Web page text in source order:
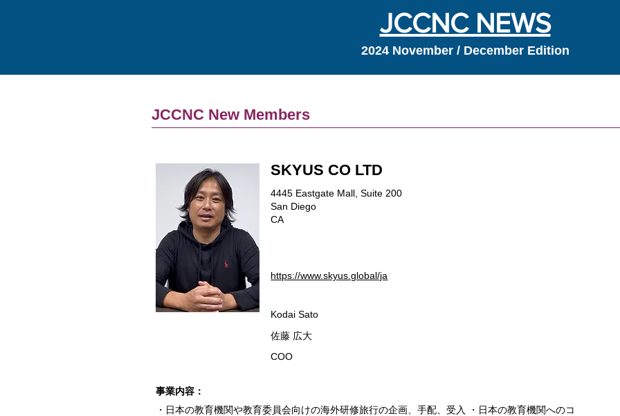
JCCNC NEWS
2024 November / December Edition
JCCNC New Members
SKYUS CO LTD
4445 Eastgate Mall, Suite 200
https://www.skyus.global/ja
Kodai Sato
佐藤 広大
COO
​事業内容：
・日本の教育機関や教育委員会向けの海外研修旅行の企画、手配、受入 ・日本の教育機関へのコ
San Diego
CA